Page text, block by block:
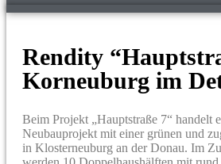
Rendity
Korneuburg im
Beim Projekt „Hauptstraße 7“ handelt
Neubauprojekt mit einer grünen und
in Klosterneuburg an der Donau. Im